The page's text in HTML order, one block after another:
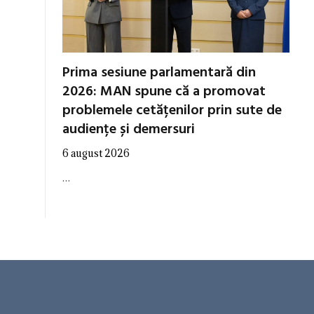
Prima sesiune parlamentară din
2026: MAN spune că a promovat
problemele cetățenilor prin sute de
audiențe și demersuri
6 august 2026
…